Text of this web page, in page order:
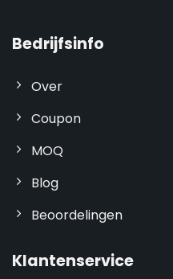
Bedrijfsinfo
Over
Coupon
MOQ
Blog
Beoordelingen
Klantenservice